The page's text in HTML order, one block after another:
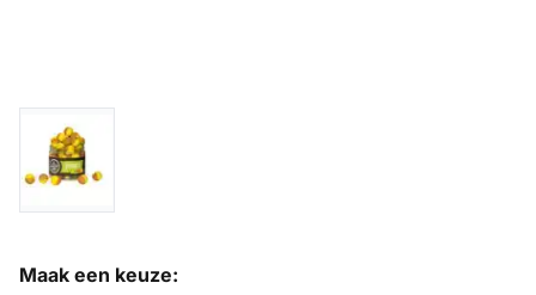
Maak een keuze: